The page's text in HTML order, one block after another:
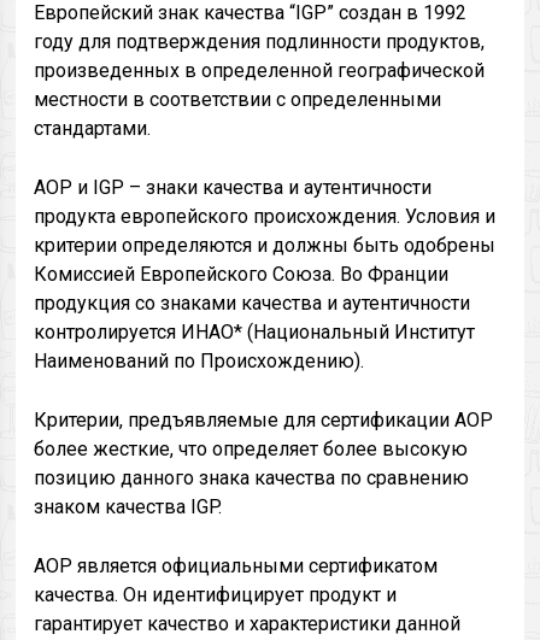
Европейский знак качества “IGP” создан в 1992
году для подтверждения подлинности продуктов,
произведенных в определенной географической
местности в соответствии с определенными
стандартами.
AOР и IGP – знаки качества и аутентичности
продукта европейского происхождения. Условия и
критерии определяются и должны быть одобрены
Комиссией Европейского Союза. Во Франции
продукция со знаками качества и аутентичности
контролируется ИНАО* (Национальный Институт
Наименований по Происхождению).
Критерии, предъявляемые для сертификации AOР
более жесткие, что определяет более высокую
позицию данного знака качества по сравнению
знаком качества IGP.
AOР является официальными сертификатом
качества. Он идентифицирует продукт и
гарантирует качество и характеристики данной